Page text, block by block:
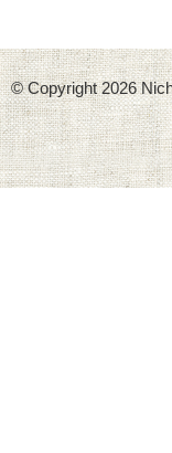
© Copyright2026